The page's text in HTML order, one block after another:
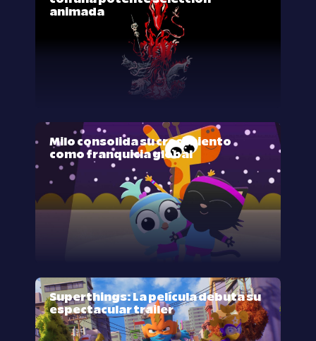
animada
Milo consolida su crecimiento
como franquicia global
Superthings: La película debuta su
espectacular trailer